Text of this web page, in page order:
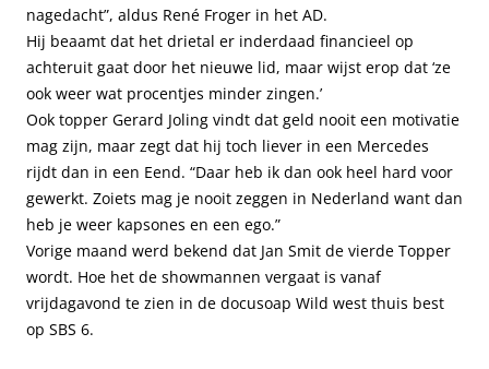
nagedacht”, aldus René Froger in het AD.
Hij beaamt dat het drietal er inderdaad financieel op
achteruit gaat door het nieuwe lid, maar wijst erop dat ‘ze
ook weer wat procentjes minder zingen.’
Ook topper Gerard Joling vindt dat geld nooit een motivatie
mag zijn, maar zegt dat hij toch liever in een Mercedes
rijdt dan in een Eend. “Daar heb ik dan ook heel hard voor
gewerkt. Zoiets mag je nooit zeggen in Nederland want dan
heb je weer kapsones en een ego.”
Vorige maand werd bekend dat Jan Smit de vierde Topper
wordt. Hoe het de showmannen vergaat is vanaf
vrijdagavond te zien in de docusoap Wild west thuis best
op SBS 6.